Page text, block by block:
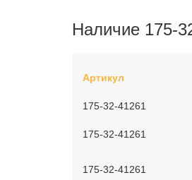
Наличие 175-
Артикул
175-32-41261
175-32-41261
175-32-41261